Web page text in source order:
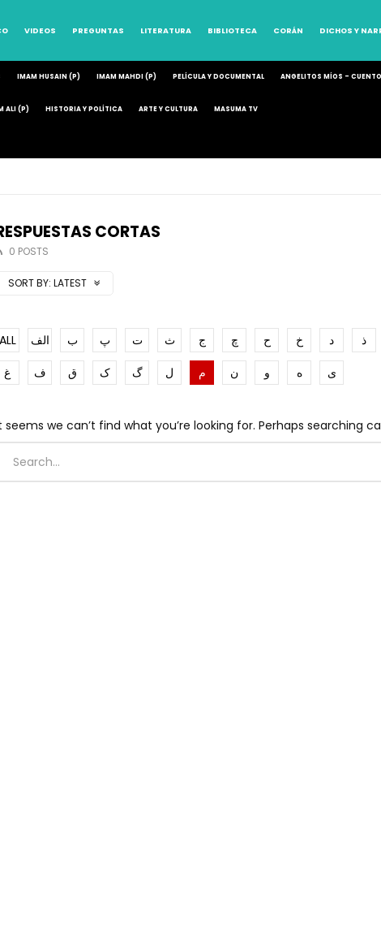
VIDEOS PREGUNTAS LITERATURA BIBLIOTECA CORÁN DICHOS Y
IMAM HUSAIN (P) IMAM MAHDI (P) PELÍCULA Y DOCUMENTAL ANGELITOS MÍOS –
ALI (P) HISTORIA Y POLÍTICA ARTE Y CULTURA MASUMA TV
CORTAS
0 POSTS
SORT BY: LATEST
ALL الف ب پ ت ث ج چ ح خ د ذ
غ
ف ق ک گ ل م ن و ه ی
seems we can’t find what you’re looking for. Perhaps searching